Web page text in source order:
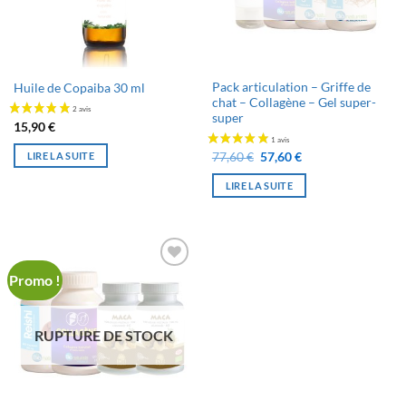
Huile de Copaiba 30 ml
15,90€
LIRE LA SUITE
Pack articulation – Griffe de
chat – Collagène – Gel super-
super
77,60€ Le
prix
initial
était :
57,60€Le
actuel
LIRE LA SUITE
Promo !
de
souhaits
RUPTURE DE STOCK